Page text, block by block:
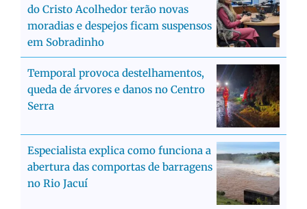
do Cristo Acolhedor terão novas
moradias e despejos ficam suspensos
em Sobradinho
Temporal provoca destelhamentos,
queda de árvores e danos no Centro
Serra
Especialista explica como funciona a
abertura das comportas de barragens
no Rio Jacuí